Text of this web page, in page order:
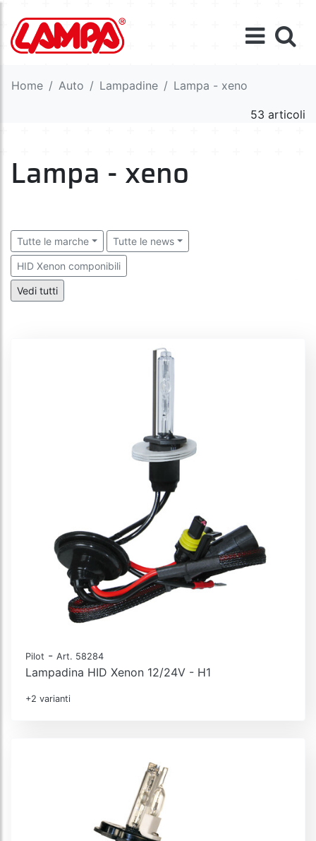
Home Auto Lampadine Lampa - xeno
53 articoli
Lampa - xeno
Tutte le marche Tutte le news
HID Xenon componibili
Centraline di ricambio compatibili con impianti xeno originali
Lampadine HID Xenon 6.000°K
Vedi tutti
Pilot - Art. 58284
Lampadina HID Xenon 12/24V - H1
+2 varianti